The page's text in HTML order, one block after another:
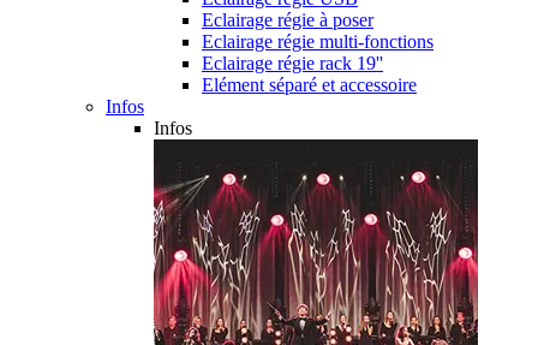
Eclairage régie à poser
Eclairage régie multi-fonctions
Eclairage régie rack 19''
Elément séparé et accessoire
Infos
Infos